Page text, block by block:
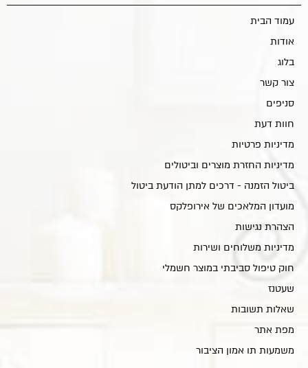
עמוד הבית
אודות
בלוג
צור קשר
סניפים
חוות דעת
מדיניות פרטיות
מדיניות החזרת מוצרים וביטולים
ביטול הזמנה - דרכים למתן הודעת ביטול
מועדון המלאכים של אירופלקס
הצהרת נגישות
מדיניות משלוחים ושירות
חוק טיפול סביבתי במוצר חשמלי
שעטנז
שאלות תשובות
מפת אתר
משמעות תו אמון הציבור